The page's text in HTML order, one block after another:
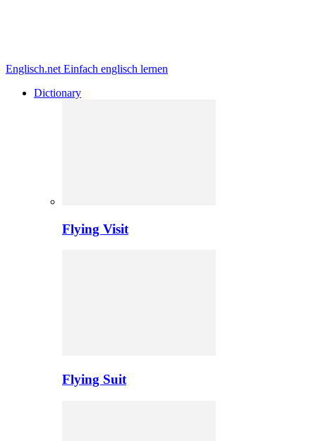
Englisch.net Einfach englisch lernen
Dictionary
Flying Visit
Flying Suit